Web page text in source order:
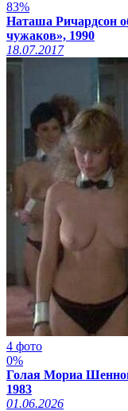
83%
Наташа Ричардсон
чужаков», 1990
18.07.2017
4 фото
0%
Голая Мориа
1983
01.06.2026